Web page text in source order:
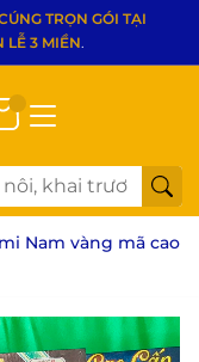
TRỌN GÓI TẠI
LỄ 3 MIỀN.
Nam vàng mã cao